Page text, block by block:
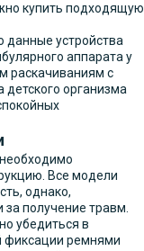
купить подходящую
данные устройства
аппарата у
раскачиваниям с
организма
Все модели
однако,
за получение травм.
убедиться в
фиксации ремнями